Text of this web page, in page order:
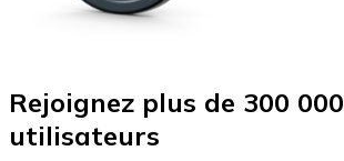
Rejoignez plus de 300 000
utilisateurs